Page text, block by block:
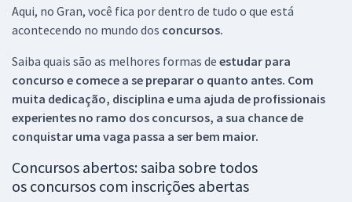
Aqui, no Gran, você fica por dentro de tudo o que está
acontecendo no mundo dos concursos.
Saiba quais são as melhores formas de estudar para
concurso e comece a se preparar o quanto antes. Com
muita dedicação, disciplina e uma ajuda de profissionais
experientes no ramo dos concursos, a sua chance de
conquistar uma vaga passa a ser bem maior.
Concursos abertos: saiba sobre todos
os concursos com inscrições abertas